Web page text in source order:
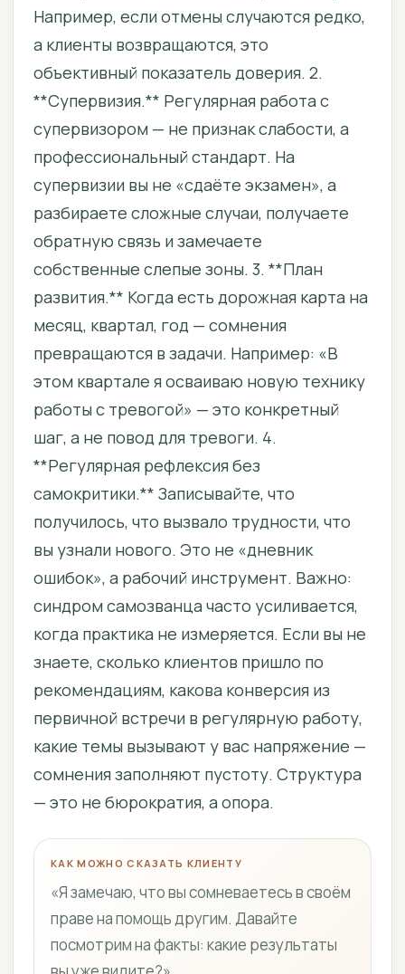
Например, если отмены случаются редко,
а клиенты возвращаются, это
объективный показатель доверия. 2.
**Супервизия.** Регулярная работа с
супервизором — не признак слабости, а
профессиональный стандарт. На
супервизии вы не «сдаёте экзамен», а
разбираете сложные случаи, получаете
обратную связь и замечаете
собственные слепые зоны. 3. **План
развития.** Когда есть дорожная карта на
месяц, квартал, год — сомнения
превращаются в задачи. Например: «В
этом квартале я осваиваю новую технику
работы с тревогой» — это конкретный
шаг, а не повод для тревоги. 4.
**Регулярная рефлексия без
самокритики.** Записывайте, что
получилось, что вызвало трудности, что
вы узнали нового. Это не «дневник
ошибок», а рабочий инструмент. Важно:
синдром самозванца часто усиливается,
когда практика не измеряется. Если вы не
знаете, сколько клиентов пришло по
рекомендациям, какова конверсия из
первичной встречи в регулярную работу,
какие темы вызывают у вас напряжение —
сомнения заполняют пустоту. Структура
— это не бюрократия, а опора.
КАК МОЖНО СКАЗАТЬ КЛИЕНТУ
«Я замечаю, что вы сомневаетесь в своём
праве на помощь другим. Давайте
посмотрим на факты: какие результаты